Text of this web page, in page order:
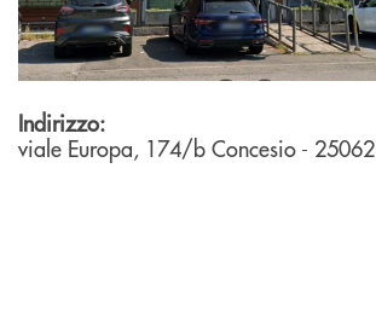
Indirizzo:
viale Europa, 174/b Concesio - 25062